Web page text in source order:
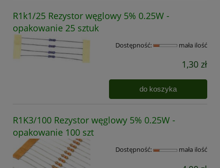
R1k1/25 Rezystor węglowy 5% 0.25W -
opakowanie 25 sztuk
Dostępność: mała ilość
1,30 zł
do koszyka
R1K3/100 Rezystor węglowy 5% 0.25W -
opakowanie 100 szt
Dostępność: mała ilość